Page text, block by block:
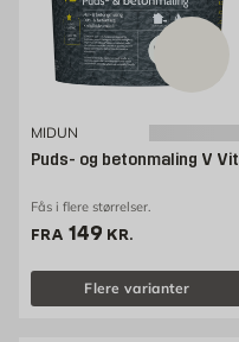
MIDUN
Puds- og betonmaling V Vit
Fås i flere størrelser.
FRA Pris 149 kr. /stk
149 KR.
Flere varianter